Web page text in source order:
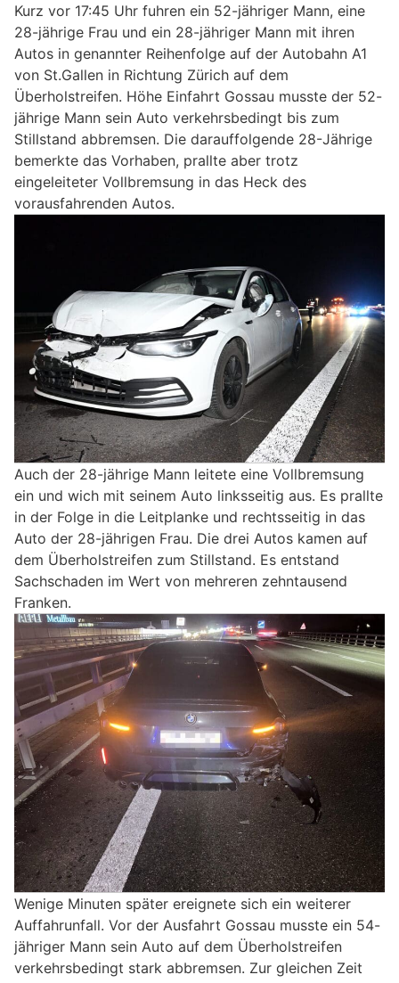
Kurz vor 17:45 Uhr fuhren ein 52-jähriger Mann, eine
28-jährige Frau und ein 28-jähriger Mann mit ihren
Autos in genannter Reihenfolge auf der Autobahn A1
von St.Gallen in Richtung Zürich auf dem
Überholstreifen. Höhe Einfahrt Gossau musste der 52-
jährige Mann sein Auto verkehrsbedingt bis zum
Stillstand abbremsen. Die darauffolgende 28-Jährige
bemerkte das Vorhaben, prallte aber trotz
eingeleiteter Vollbremsung in das Heck des
vorausfahrenden Autos.
Auch der 28-jährige Mann leitete eine Vollbremsung
ein und wich mit seinem Auto linksseitig aus. Es prallte
in der Folge in die Leitplanke und rechtsseitig in das
Auto der 28-jährigen Frau. Die drei Autos kamen auf
dem Überholstreifen zum Stillstand. Es entstand
Sachschaden im Wert von mehreren zehntausend
Franken.
Wenige Minuten später ereignete sich ein weiterer
Auffahrunfall. Vor der Ausfahrt Gossau musste ein 54-
jähriger Mann sein Auto auf dem Überholstreifen
verkehrsbedingt stark abbremsen. Zur gleichen Zeit